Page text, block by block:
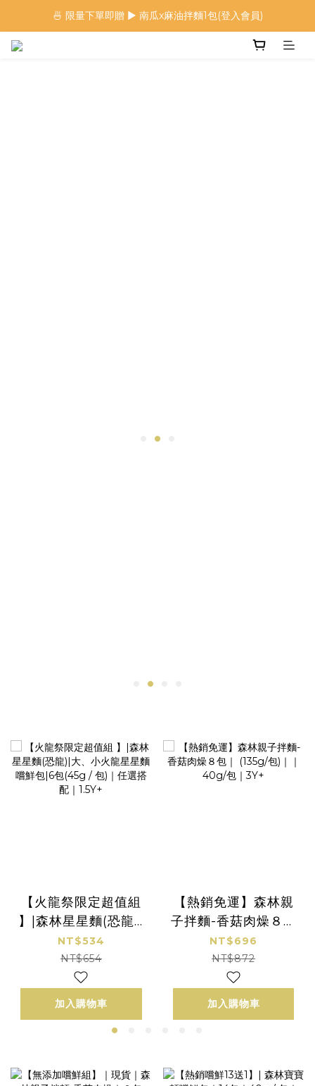
🍜 限量下單即贈 ▶︎ 南瓜x麻油拌麵1包(登入會員)
🍜 限量下單即贈 ▶︎ 南瓜x麻油拌麵1包(登入會員)
【火龍祭限定超值組
】|森林星星麵(恐龍)|
大、小火龍星星麵嚐
鮮包|6包(45g / 包)｜
任選搭配｜1.5Y+
NT$534
NT$654
加入購物車
【熱銷免運】森林親
子拌麵-香菇肉燥８包
｜ (135g/包)｜｜
40g/包｜3Y+
NT$696
NT$872
加入購物車